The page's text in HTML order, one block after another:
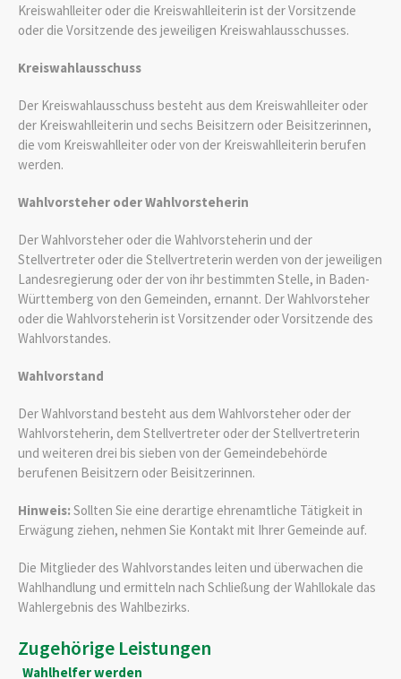
Kreiswahlleiter oder die Kreiswahlleiterin ist der Vorsitzende
oder die Vorsitzende des jeweiligen Kreiswahlausschusses.
Kreiswahlausschuss
Der Kreiswahlausschuss besteht aus dem Kreiswahlleiter oder
der Kreiswahlleiterin und sechs Beisitzern oder Beisitzerinnen,
die vom Kreiswahlleiter oder von der Kreiswahlleiterin berufen
werden.
Wahlvorsteher oder Wahlvorsteherin
Der Wahlvorsteher oder die Wahlvorsteherin und der
Stellvertreter oder die Stellvertreterin werden von der jeweiligen
Landesregierung oder der von ihr bestimmten Stelle, in Baden-
Württemberg von den Gemeinden, ernannt. Der Wahlvorsteher
oder die Wahlvorsteherin ist Vorsitzender oder Vorsitzende des
Wahlvorstandes.
Wahlvorstand
Der Wahlvorstand besteht aus dem Wahlvorsteher oder der
Wahlvorsteherin, dem Stellvertreter oder der Stellvertreterin
und weiteren drei bis sieben von der Gemeindebehörde
berufenen Beisitzern oder Beisitzerinnen.
Hinweis: Sollten Sie eine derartige ehrenamtliche Tätigkeit in
Erwägung ziehen, nehmen Sie Kontakt mit Ihrer Gemeinde auf.
Die Mitglieder des Wahlvorstandes leiten und überwachen die
Wahlhandlung und ermitteln nach Schließung der Wahllokale das
Wahlergebnis des Wahlbezirks.
Zugehörige Leistungen
Wahlhelfer werden